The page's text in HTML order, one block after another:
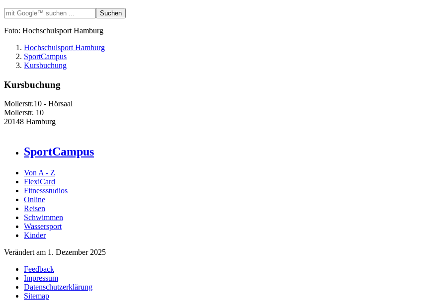
Foto: Hochschulsport Hamburg
Hochschulsport Hamburg
SportCampus
Kursbuchung
Kursbuchung
Mollerstr.10 - Hörsaal
Mollerstr. 10
20148 Hamburg
SportCampus
Von A - Z
FlexiCard
Fitnessstudios
Online
Reisen
Schwimmen
Wassersport
Kinder
Verändert am 1. Dezember 2025
Feedback
Impressum
Datenschutzerklärung
Sitemap